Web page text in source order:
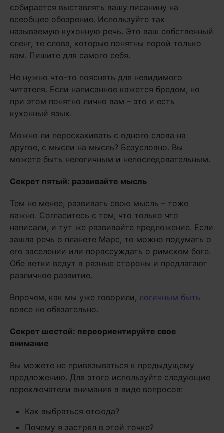
собирается выставлять вашу писанину на
всеобщее обозрение. Используйте так
называемую кухонную речь. Это ваш собственный
сленг, те слова, которые понятны порой только
вам. Пишите для самого себя.
Не нужно что-то пояснять для невидимого
читателя. Если написанное кажется бредом, но
при этом понятно лично вам – это и есть
кухонный язык.
Можно ли перескакивать с одного слова на
другое, с мысли на мысль? Безусловно. Вы
можете быть нелогичным и непоследовательным.
Секрет пятый: развивайте мысль
Тем не менее, развивать свою мысль – тоже
важно. Согласитесь с тем, что только что
написали, и тут же развивайте предложение. Если
зашла речь о планете Марс, то можно подумать о
его заселении или порассуждать о римском боге.
Обе ветки ведут в разные стороны и предлагают
различное развитие.
Впрочем, как мы уже говорили, логичным быть
вовсе не обязательно.
Секрет шестой: переориентируйте свое
внимание
Вы можете не привязываться к предыдущему
предложению. Для этого используйте следующие
переключатели внимания в виде вопросов:
Как выбраться отсюда?
Почему я застрял в этой точке?